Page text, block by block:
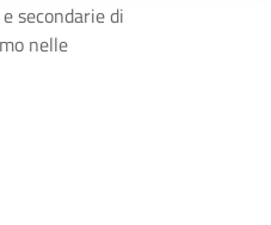
secondarie di
nelle